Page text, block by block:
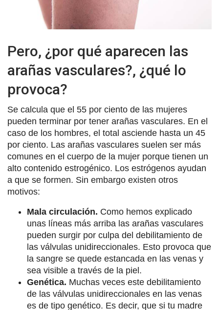
Pero, ¿por qué aparecen las
arañas vasculares?, ¿qué lo
provoca?
Se calcula que el 55 por ciento de las mujeres
pueden terminar por tener arañas vasculares. En el
caso de los hombres, el total asciende hasta un 45
por ciento. Las arañas vasculares suelen ser más
comunes en el cuerpo de la mujer porque tienen un
alto contenido estrogénico. Los estrógenos ayudan
a que se formen. Sin embargo existen otros
motivos:
Mala circulación. Como hemos explicado
unas líneas más arriba las arañas vasculares
pueden surgir por culpa del debilitamiento de
las válvulas unidireccionales. Esto provoca que
la sangre se quede estancada en las venas y
sea visible a través de la piel.
Genética. Muchas veces este debilitamiento
de las válvulas unidireccionales en las venas
es de tipo genético. Es decir, que si tu madre